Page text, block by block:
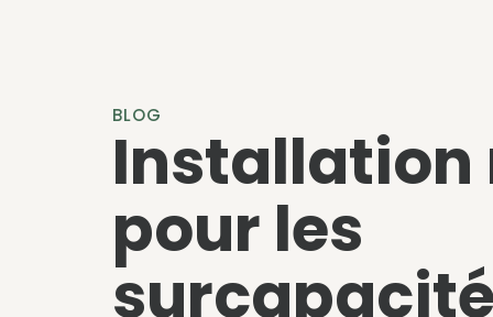
BLOG
Installation
pour les